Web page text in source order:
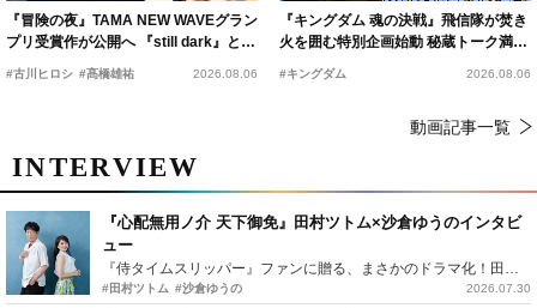
『冒険の夜』TAMA NEW WAVEグラン
プリ受賞作が公開へ 『still dark』と同
時上映決定
#古川ヒロシ #髙橋雄祐 2026.08.06
『キングダム 魂の決戦』飛信隊が焚き
火を囲む特別企画始動 秘蔵トーク満載
の“キングダムキャンプ”開催
#キングダム 2026.08.06
動画記事一覧
INTERVIEW
『心配無用ノ介 天下御免』田村ツトム×沙倉ゆうのインタビ
ュー
#田村ツトム #沙倉ゆうの 2026.07.30